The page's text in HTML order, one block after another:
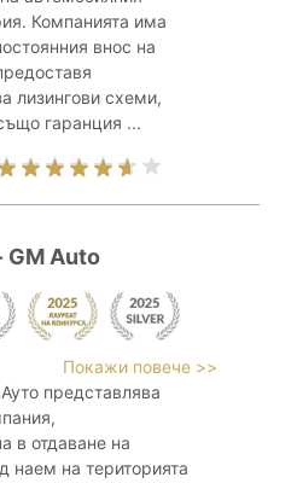
Компанията има
внос на
лизингови схеми,
гаранция ...
GM Auto
Покажи повече >>
представлява
в отдаване на
наем на територията